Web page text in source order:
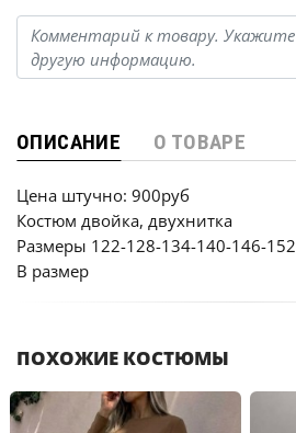
ОПИСАНИЕ О ТОВАРЕ
Цена штучно: 900руб
Костюм двойка, двухнитка
Размеры 122-128-134-140-146-152
В размер
ПОХОЖИЕ КОСТЮМЫ